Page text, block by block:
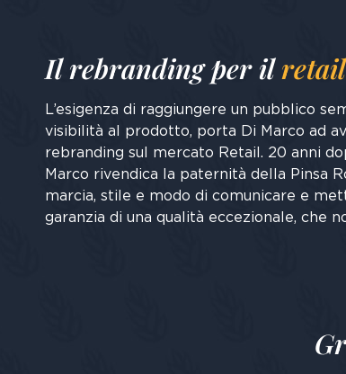
Il rebranding per ilretail
L’esigenza di raggiungere un pubblico
visibilità al prodotto, porta Di Marco ad
rebranding sul mercato Retail. 20 anni
Marco rivendica la paternità della Pinsa
marcia, stile e modo di comunicare e
garanzia di una qualità eccezionale, che